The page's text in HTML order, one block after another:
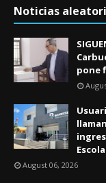
Noticias
pone
August 06, 2026